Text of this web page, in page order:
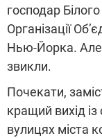
господар
Організації
Нью-Йорка. Але
звикли.
Почекати,
кращий вихід із
вулицях міста